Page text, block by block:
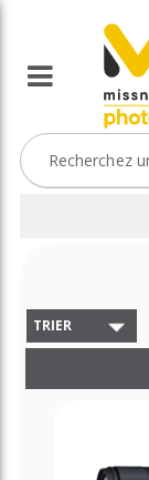
TRIER